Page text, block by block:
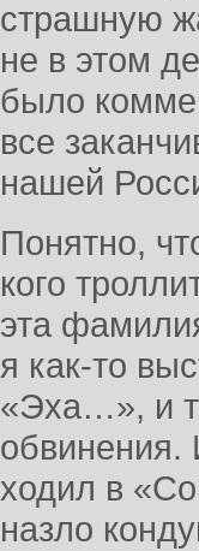
страшную
не в этом
было
все
нашей
Понятно,
кого
эта
я как-то
«Эха…», и
обвинения.
ходил в
назло